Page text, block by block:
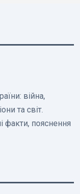
війна,
та світ.
факти, пояснення